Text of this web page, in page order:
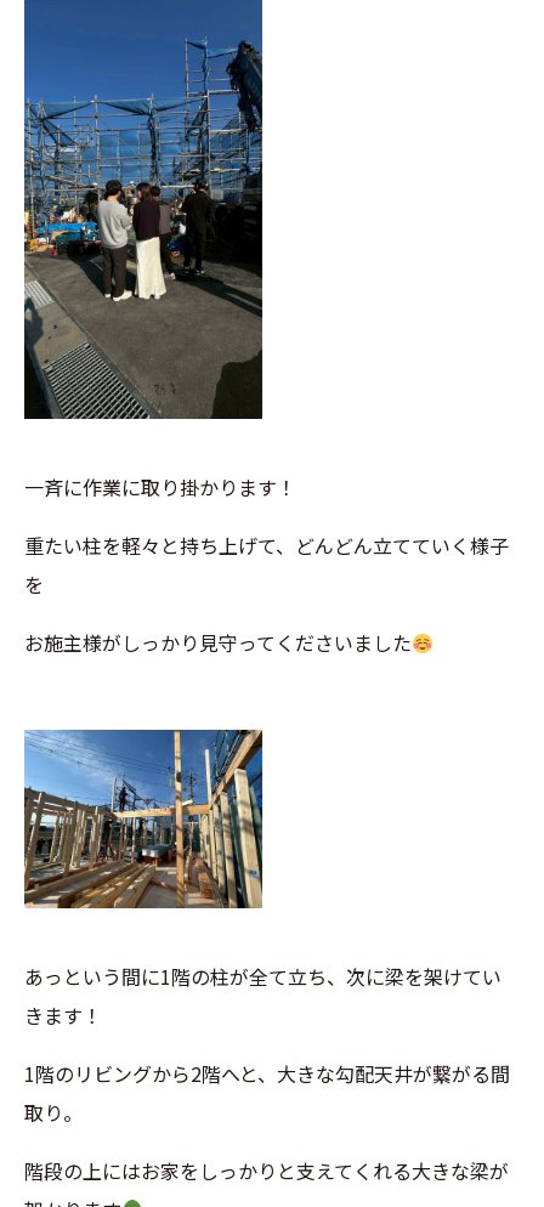
一斉に作業に取り掛かります！
重たい柱を軽々と持ち上げて、どんどん立てていく様子
を
お施主様がしっかり見守ってくださいました
あっという間に1階の柱が全て立ち、次に梁を架けてい
きます！
1階のリビングから2階へと、大きな勾配天井が繋がる間
取り。
階段の上にはお家をしっかりと支えてくれる大きな梁が